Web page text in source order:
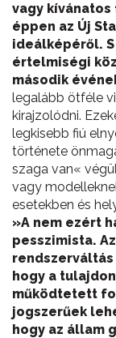
vagy
éppen az Új
ideálképéről.
értelmiségi
második
legalább ötféle
kirajzolódni.
legkisebb fiú
története
szaga van«
vagy
esetekben és
»A nem ezért
pesszimista.
hogy a
működtetett
jogszerűek
hogy az állam